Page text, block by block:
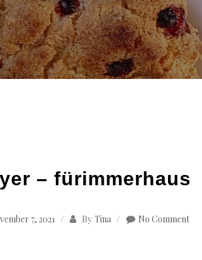
– fürimmerhaus
7, 2021 By Tina No Comment